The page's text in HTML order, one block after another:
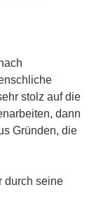
stolz auf die
dann
Gründen, die
durch seine